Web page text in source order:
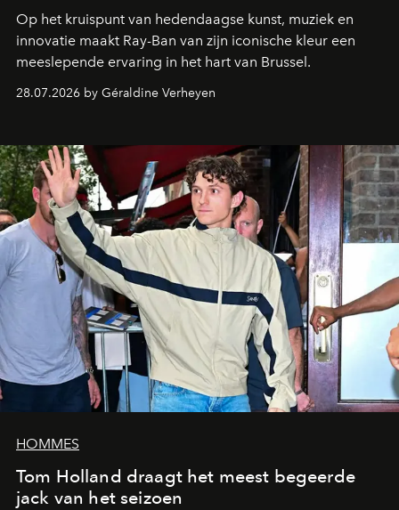
Op het kruispunt van hedendaagse kunst, muziek en
innovatie maakt Ray-Ban van zijn iconische kleur een
meeslepende ervaring in het hart van Brussel.
28.07.2026 by Géraldine Verheyen
HOMMES
Tom Holland draagt het meest begeerde
jack van het seizoen